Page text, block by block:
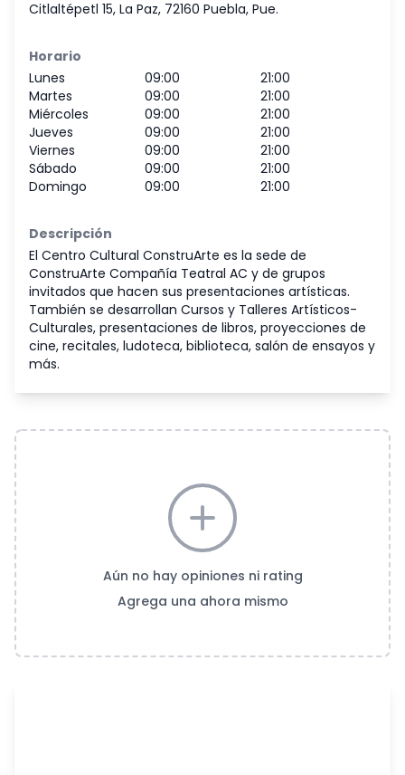
Citlaltépetl 15, La Paz, 72160 Puebla, Pue.
Horario
Lunes
09:00
21:00
Martes
09:00
21:00
Miércoles
09:00
21:00
Jueves
09:00
21:00
Viernes
09:00
21:00
Sábado
09:00
21:00
Domingo
09:00 21:00
Descripción
El Centro Cultural ConstruArte es la sede de
ConstruArte Compañía Teatral AC y de grupos
invitados que hacen sus presentaciones artísticas.
También se desarrollan Cursos y Talleres Artísticos-
Culturales, presentaciones de libros, proyecciones de
cine, recitales, ludoteca, biblioteca, salón de ensayos y
más.
Aún no hay opiniones ni rating
Agrega una ahora mismo